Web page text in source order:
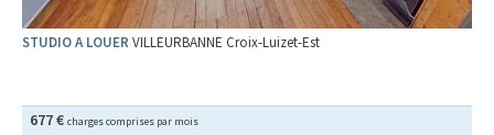
STUDIO A LOUER VILLEURBANNE Croix-Luizet-Est
677 € charges comprises par mois